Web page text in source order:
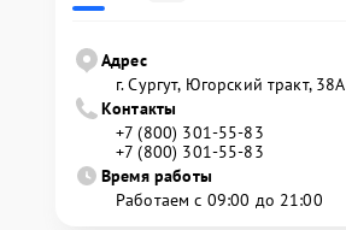
Адрес
г. Сургут, Югорский тракт, 38А
Контакты
+7 (800) 301-55-83
+7 (800) 301-55-83
Время работы
Работаем с 09:00 до 21:00